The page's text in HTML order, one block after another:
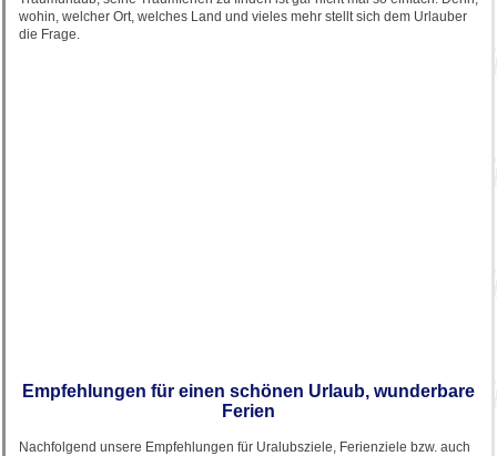
wohin, welcher Ort, welches Land und vieles mehr stellt sich dem Urlauber
die Frage.
Empfehlungen für einen schönen Urlaub, wunderbare
Ferien
Nachfolgend unsere Empfehlungen für Uralubsziele, Ferienziele bzw. auch